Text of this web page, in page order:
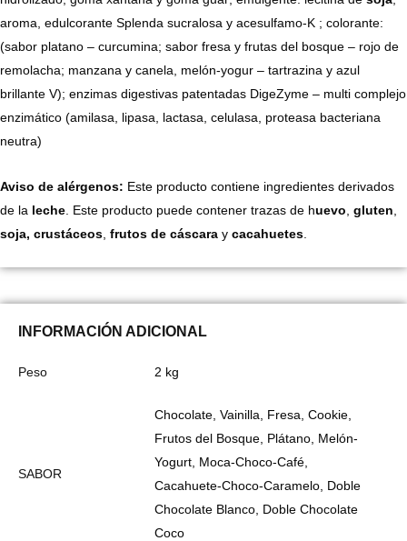
aroma, edulcorante Splenda sucralosa y acesulfamo-K ; colorante:
(sabor platano – curcumina; sabor fresa y frutas del bosque – rojo de
remolacha; manzana y canela, melón-yogur – tartrazina y azul
brillante V); enzimas digestivas patentadas DigeZyme – multi complejo
enzimático (amilasa, lipasa, lactasa, celulasa, proteasa bacteriana
neutra)
Aviso de alérgenos: Este producto contiene ingredientes derivados
de la leche . Este producto puede contener trazas de huevo gluten
soja, crustáceos frutos de cáscara y cacahuetes
INFORMACIÓN ADICIONAL
Peso 2 kg
SABOR
Chocolate, Vainilla, Fresa, Cookie,
Frutos del Bosque, Plátano, Melón-
Yogurt, Moca-Choco-Café,
Cacahuete-Choco-Caramelo, Doble
Chocolate Blanco, Doble Chocolate
Coco